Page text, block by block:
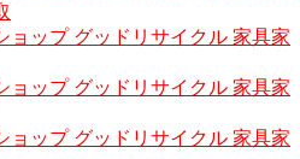
ョップ グッドリサイクル 家具家
ョップ グッドリサイクル 家具家
ョップ グッドリサイクル 家具家